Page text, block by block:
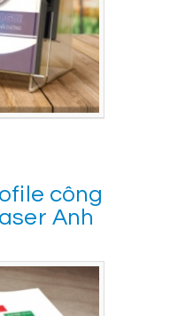
công
Anh